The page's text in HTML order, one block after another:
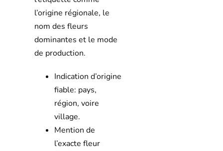
l’origine régionale, le
nom des fleurs
dominantes et le mode
de production.
Indication d’origine
fiable: pays,
région, voire
village.
Mention de
l’exacte fleur